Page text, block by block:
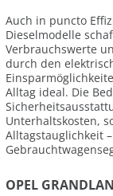
Auch in puncto
Dieselmodelle
Verbrauchswerte
durch den
Alltag ideal. Die
Unterhaltskosten,
Alltagstauglichkeit
OPEL